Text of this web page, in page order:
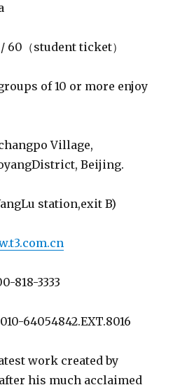
60（student ticket）
of 10 or more enjoy
Village,
Beijing.
station,exit B)
818-3333
64054842.EXT.8016
work created by
his much acclaimed